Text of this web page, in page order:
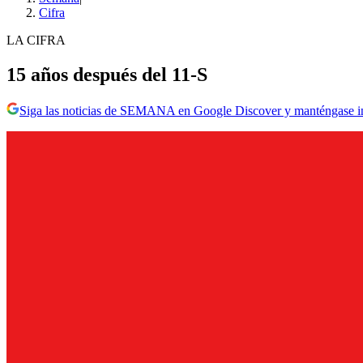
Cifra
LA CIFRA
15 años después del 11-S
Siga las noticias de SEMANA en Google Discover y manténgase